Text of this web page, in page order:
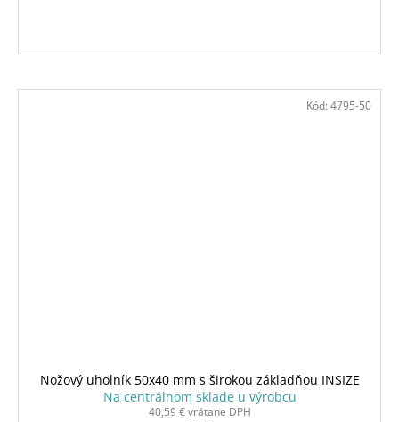
Nožový uholník 50x40 mm s širokou základňou INSIZE
Na centrálnom sklade u výrobcu
40,59 € vrátane DPH
Kód: 4795-50